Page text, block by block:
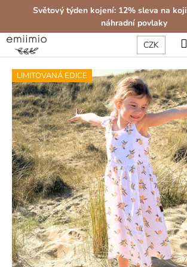
Světový týden kojení: 12% sleva na
náhradní povlaky
CZK
LIMITOVANÁ EDICE
š
í
C
o
p
o
t
ř
e
b
u
j
e
t
e